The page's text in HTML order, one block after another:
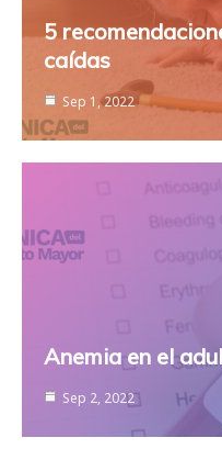
5
caídas
Sep 1, 2022
Anemia en el
Sep 2, 2022